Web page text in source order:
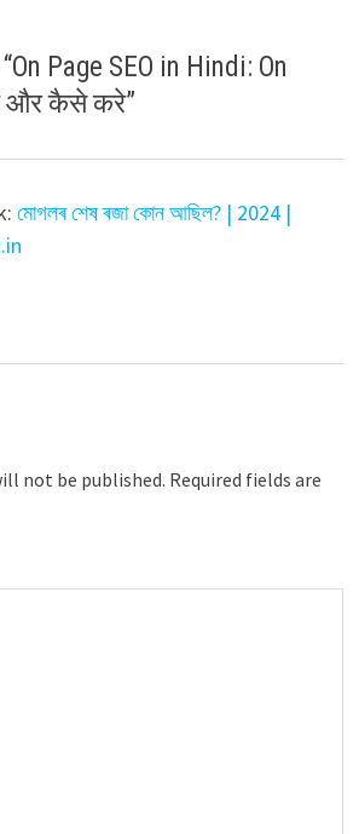
On Page SEO in Hindi: On
और कैसे करे”
মোগলৰ শেষ ৰজা কোন আছিল? | 2024 |
not be published. Required fields are